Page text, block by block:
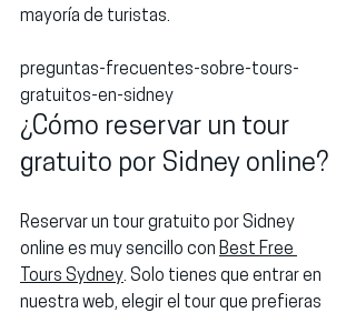
mayoría de turistas.
preguntas-frecuentes-sobre-tours-
gratuitos-en-sidney
¿Cómo reservar un tour
gratuito por Sidney online?
Reservar un tour gratuito por Sidney
online es muy sencillo con Best Free
Tours Sydney. Solo tienes que entrar en
nuestra web, elegir el tour que prefieras